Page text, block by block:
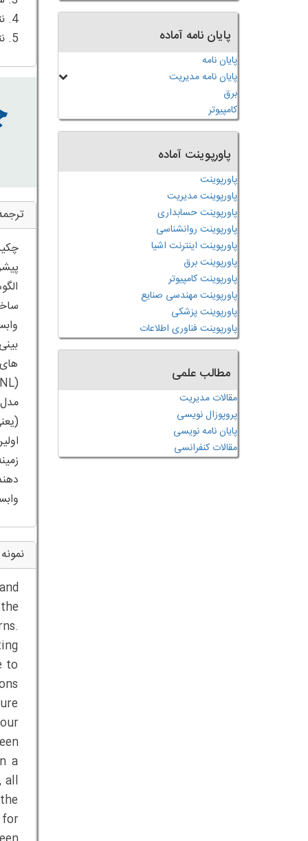
5. نتیجه گیری
to
a
all
for
پایان نامه آماده
پایان نامه
پایان نامه مدیریت
برق
کامپیوتر
پاورپوینت آماده
پاورپوینت
پاورپوینت مدیریت
پاورپوینت حسابداری
پاورپوینت روانشناسی
پاورپوینت اینترنت اشیا
پاورپوینت برق
پاورپوینت کامپیوتر
پاورپوینت مهندسی صنایع
پاورپوینت پزشکی
پاورپوینت فناوری اطلاعات
مطالب علمی
مقالات مدیریت
پروپوزال نویسی
پایان نامه نویسی
مقالات کنفرانسی